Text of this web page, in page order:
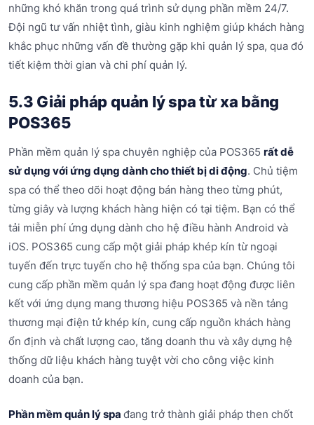
những khó khăn trong quá trình sử dụng phần mềm 24/7.
Đội ngũ tư vấn nhiệt tình, giàu kinh nghiệm giúp khách hàng
khắc phục những vấn đề thường gặp khi quản lý spa, qua đó
tiết kiệm thời gian và chi phí quản lý.
5.3 Giải pháp quản lý spa từ xa bằng
POS365
Phần mềm quản lý spa chuyên nghiệp của POS365 rất dễ
sử dụng với ứng dụng dành cho thiết bị di động. Chủ tiệm
spa có thể theo dõi hoạt động bán hàng theo từng phút,
từng giây và lượng khách hàng hiện có tại tiệm. Bạn có thể
tải miễn phí ứng dụng dành cho hệ điều hành Android và
iOS. POS365 cung cấp một giải pháp khép kín từ ngoại
tuyến đến trực tuyến cho hệ thống spa của bạn. Chúng tôi
cung cấp phần mềm quản lý spa đang hoạt động được liên
kết với ứng dụng mang thương hiệu POS365 và nền tảng
thương mại điện tử khép kín, cung cấp nguồn khách hàng
ổn định và chất lượng cao, tăng doanh thu và xây dựng hệ
thống dữ liệu khách hàng tuyệt vời cho công việc kinh
doanh của bạn.
Phần mềm quản lý spa đang trở thành giải pháp then chốt